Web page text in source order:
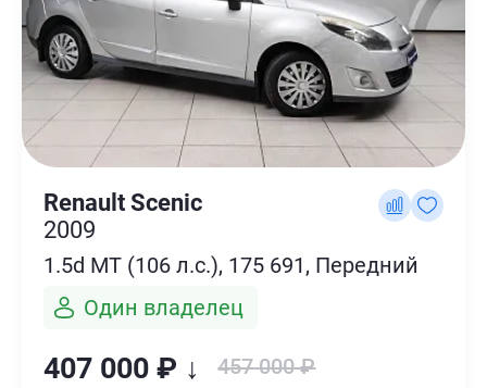
Renault Scenic
2009
1.5d MT (106 л.с.), 175 691, Передний
Один владелец
407 000 ₽ ↓ 457 000 ₽